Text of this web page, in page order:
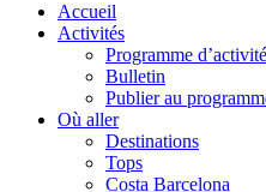
Accueil
Activités
Programme
Bulletin
Publier au
Où aller
Destinations
Tops
Costa Barcelona